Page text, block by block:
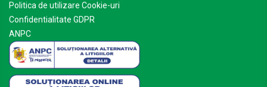
Politica de utilizare Cookie-uri
Confidentialitate GDPR
ANPC